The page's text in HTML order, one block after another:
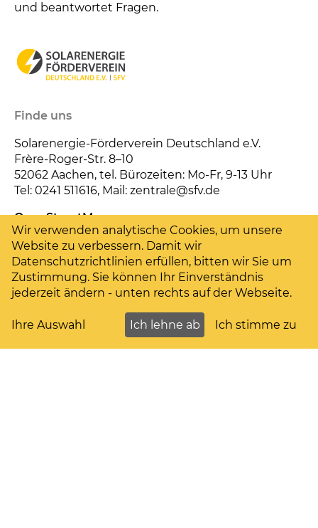
und beantwortet Fragen.
Finde uns
Solarenergie-Förderverein Deutschland e.V.
Frère-Roger-Str. 8–10
52062 Aachen, tel. Bürozeiten: Mo-Fr, 9-13 Uhr
Tel: 0241 511616, Mail: zentrale@sfv.de
OpenStreetMaps
Themen
PV auf dem Mehrfamilienhaus
Ü20 Anlagen
Wir verwenden analytische Cookies, um unsere
Website zu verbessern. Damit wir
Datenschutzrichtlinien erfüllen, bitten wir Sie um
Zustimmung. Sie können Ihr Einverständnis
jederzeit ändern - unten rechts auf der Webseite.
Ihre Auswahl Ich lehne ab Ich stimme zu